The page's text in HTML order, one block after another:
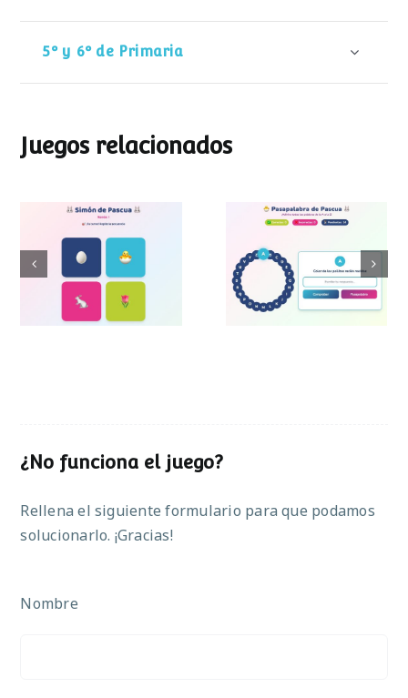
5º y 6º de Primaria
Juegos relacionados
Simon de Pascua
Pasapalabra de
Pascua
¿No funciona el juego?
Rellena el siguiente formulario para que podamos
solucionarlo. ¡Gracias!
Nombre